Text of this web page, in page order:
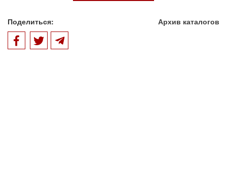
Поделиться: Архив каталогов